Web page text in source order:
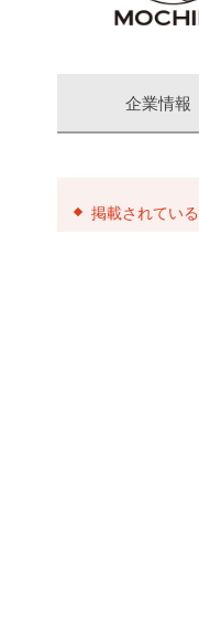
企業情報
掲載されてい